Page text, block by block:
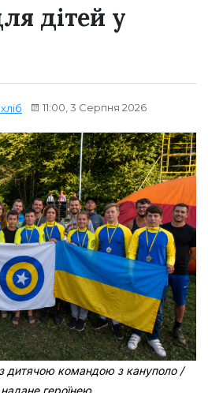
дітей у
11:00, 3 Серпня 2026
дитячою командою з кануполо /
героїнею